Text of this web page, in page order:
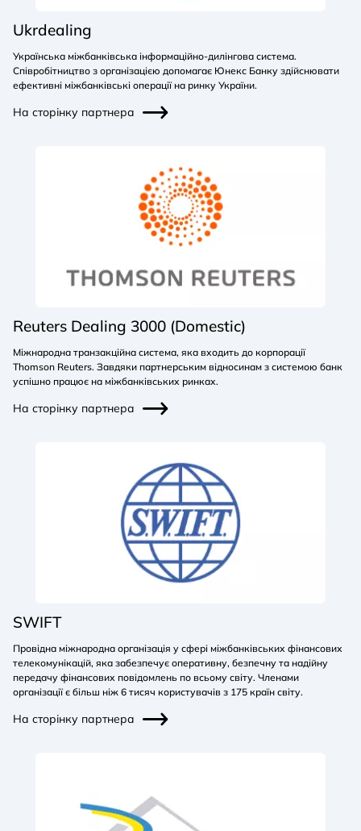
Ukrdealing
Українська міжбанківська інформаційно-дилінгова система.
Співробітництво з організацією допомагає Юнекс Банку здійснювати
ефективні міжбанківські операції на ринку України.
На сторінку партнера
Reuters Dealing 3000 (Domestic)
Міжнародна транзакційна система, яка входить до корпорації
Thomson Reuters. Завдяки партнерським відносинам з системою банк
успішно працює на міжбанківських ринках.
На сторінку партнера
SWIFT
Провідна міжнародна організація у сфері міжбанківських фінансових
телекомунікацій, яка забезпечує оперативну, безпечну та надійну
передачу фінансових повідомлень по всьому світу. Членами
організації є більш ніж 6 тисяч користувачів з 175 країн світу.
На сторінку партнера